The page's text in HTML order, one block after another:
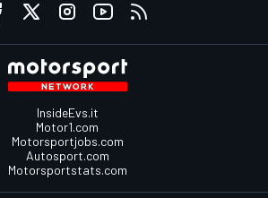
InsideEvs.it
Motor1.com
Motorsportjobs.com
Autosport.com
Motorsportstats.com